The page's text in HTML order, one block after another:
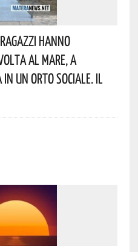
Hanno
Al Mare, A
Un Orto Sociale. Il